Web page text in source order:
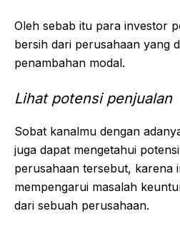
Oleh sebab itu para investor
bersih dari perusahaan yang
penambahan modal.
Lihat potensi penjualan
Sobat kanalmu dengan
juga dapat mengetahui
perusahaan tersebut, karena
mempengarui masalah
dari sebuah perusahaan.